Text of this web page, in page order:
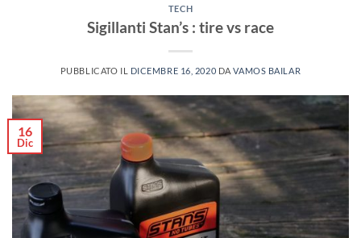
TECH
Sigillanti Stan’s : tire vs race
PUBBLICATO IL DICEMBRE 16, 2020 DAVAMOS BAILAR
16
Dic